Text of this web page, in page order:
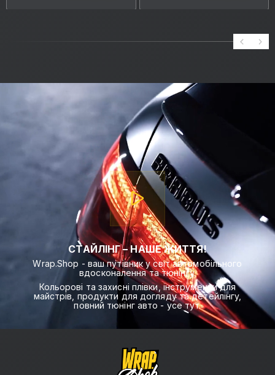
СТАЙЛІНГ – НАШЕ ЖИТТЯ!
Wrap.Shop - ваш путівник у світ автомобільного
вдосконалення та тюнінгу.
Кольорові та захисні плівки, інструменти для
майстрів, продукти для догляду та детейлінгу,
повний тюнінг авто - усе тут.